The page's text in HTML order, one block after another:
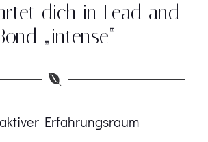
dich in Lead and
„intense“
Erfahrungsraum